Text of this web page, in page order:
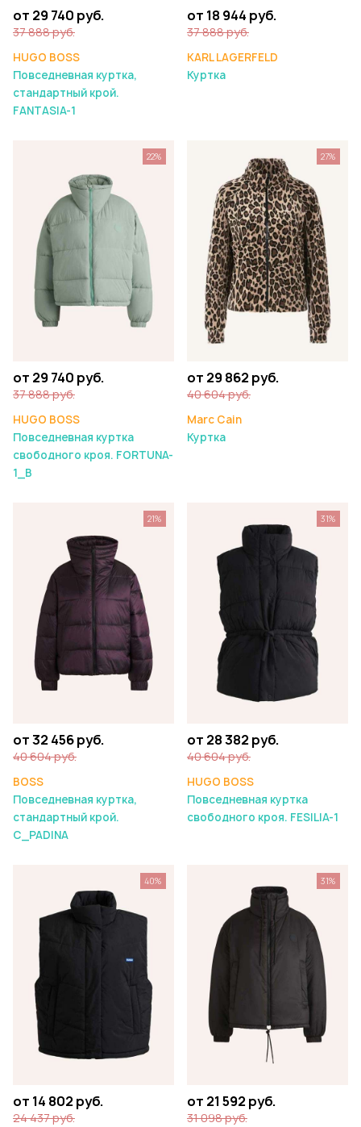
от 29 740 руб.
37 888 руб.
HUGO BOSS
Повседневная куртка,
стандартный крой.
FANTASIA-1
от 18 944 руб.
37 888 руб.
KARL LAGERFELD
Куртка
от 29 740 руб.
37 888 руб.
HUGO BOSS
Повседневная куртка
свободного кроя. FORTUNA-
1_B
22%
от 29 862 руб.
40 604 руб.
Marc Cain
Куртка
27%
от 32 456 руб.
40 604 руб.
BOSS
Повседневная куртка,
стандартный крой.
C_PADINA
21%
от 28 382 руб.
40 604 руб.
HUGO BOSS
Повседневная куртка
свободного кроя. FESILIA-1
31%
от 14 802 руб.
24 437 руб.
40%
от 21 592 руб.
31 098 руб.
31%